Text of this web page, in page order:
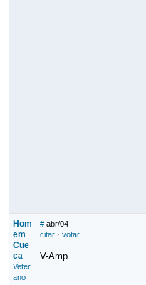
Hom
em
Cue
ca
Veter
ano
# abr/04
citar· votar
V-Amp